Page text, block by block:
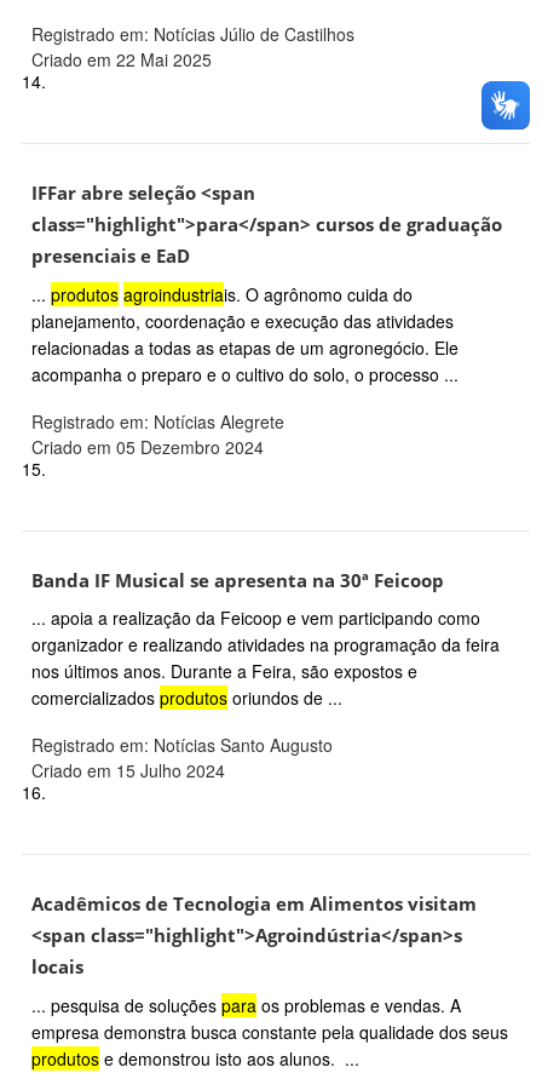
Registrado em: Notícias Júlio de Castilhos
Criado em 22 Mai 2025
14.
IFFar abre seleção <span
class="highlight">para</span> cursos de graduação
presenciais e EaD
... produtos agroindustriais. O agrônomo cuida do
planejamento, coordenação e execução das atividades
relacionadas a todas as etapas de um agronegócio. Ele
acompanha o preparo e o cultivo do solo, o processo ...
Registrado em: Notícias Alegrete
Criado em 05 Dezembro 2024
15.
Banda IF Musical se apresenta na 30ª Feicoop
... apoia a realização da Feicoop e vem participando como
organizador e realizando atividades na programação da feira
nos últimos anos. Durante a Feira, são expostos e
comercializados produtos oriundos de ...
Registrado em: Notícias Santo Augusto
Criado em 15 Julho 2024
16.
Acadêmicos de Tecnologia em Alimentos visitam
<span class="highlight">Agroindústria</span>s
locais
... pesquisa de soluções para os problemas e vendas. A
empresa demonstra busca constante pela qualidade dos seus
produtos e demonstrou isto aos alunos. ...